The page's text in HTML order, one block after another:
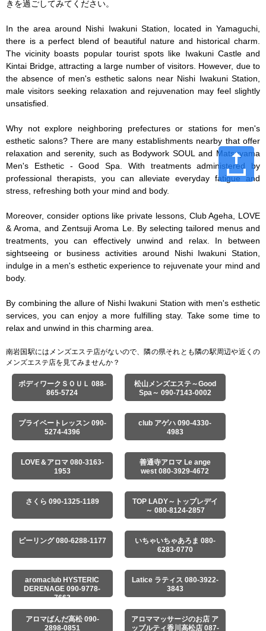
きを過ごしてみてください。
In the area around Nishi Iwakuni Station, located in Yamaguchi,
there is a perfect blend of beautiful nature and historical charm.
The vicinity boasts popular tourist spots like Iwakuni Castle and
Kintai Bridge, attracting a large number of visitors. However, due to
the absence of men's esthetic salons near Nishi Iwakuni Station,
male visitors seeking relaxation and rejuvenation may feel slightly
unsatisfied.
Why not explore neighboring prefectures or stations for men's
esthetic salons? There are many establishments nearby that offer
relaxation and serenity, such as Bodywork SOUL and Matsuyama
Men's Esthetic - Good Spa. With treatments administered by
professional therapists, you can alleviate everyday fatigue and
stress, refreshing both your mind and body.
Moreover, consider options like private lessons, Club Ageha, LOVE
& Aroma, and Zentsuji Aroma Le. By selecting tailored menus and
treatments, you can effectively unwind and relax. In between
sightseeing or business activities around Nishi Iwakuni Station,
indulge in a men's esthetic experience to rejuvenate your mind and
body.
By combining the allure of Nishi Iwakuni Station with men's esthetic
services, you can enjoy a more fulfilling stay. Take some time to
relax and unwind in this charming area.
南岩国駅にはメンズエステ店がないので、隣の県それとも隣の駅周辺や近くの
メンズエステ店を見てみませんか？
ボディワークＳＯＵＬ 088-
865-5724
松山メンズエステ～Good
Spa～ 090-7143-0002
プライベートレッスン 090-
5274-4396
club アゲハ 090-4330-
4983
LOVE＆アロマ 080-3163-
1953
善通寺アロマ Le ange
west 080-3929-4672
さくら 090-1325-1189
TOP LADY～トップレデイ
～ 080-8124-2857
ピーリング 080-6288-1177
いちゃいちゃあろま 080-
6283-0770
aromaclub HYSTERIC
DERENAGE 090-9778-
7663
Latice ラティス 080-3922-
3843
アロマぱんだ高松 090-
2898-0851
アロママッサージのお店 ア
ップルティ香川高松店 087-